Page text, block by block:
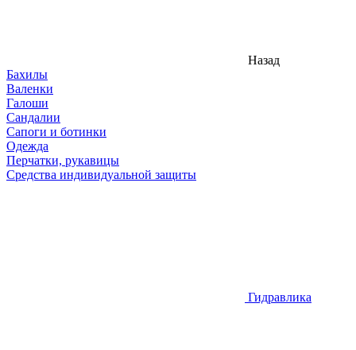
Назад
Бахилы
Валенки
Галоши
Сандалии
Сапоги и ботинки
Одежда
Перчатки, рукавицы
Средства индивидуальной защиты
Гидравлика